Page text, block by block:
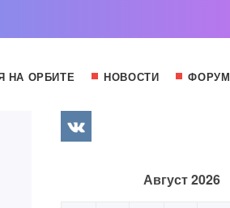
НА ОРБИТЕ НОВОСТИ ФОРУМ
Август 2026